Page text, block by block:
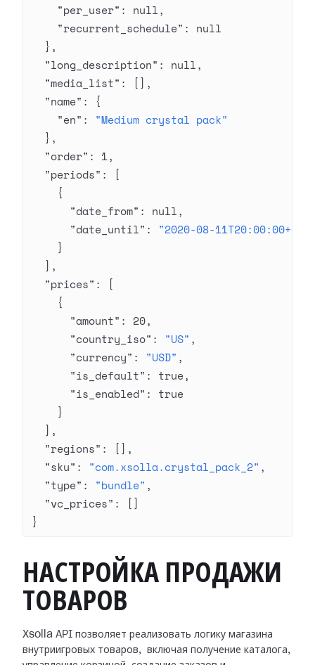
    "per_user"
: null,
    "recurrent_schedule"
: null
  },
  "long_description"
: null,
  "media_list"
: [],
  "name"
: {
    "en"
: "Medium crystal pack"
  },
  "order"
: 1,
  "periods"
: [
    {
      "date_from"
: null,
      "date_until"
: "2020-08-
    }
  ],
  "prices"
: [
    {
      "amount"
: 20,
      "country_iso"
: "US" ,
      "currency"
: "USD" ,
      "is_default"
: true,
      "is_enabled"
: true
    }
  ],
  "regions"
: [],
  "sku"
: "com.xsolla.crystal_pack_2" ,
  "type"
: "bundle" ,
  "vc_prices"
: []
}
НАСТРОЙКА ПРОДАЖИ
ТОВАРОВ
Xsolla API позволяет реализовать логику магазина
внутриигровых товаров, включая получение каталога,